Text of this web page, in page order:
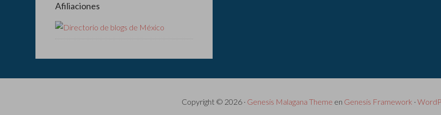
Afiliaciones
Copyright © 2026 · Genesis Malagana Theme en Genesis Framework ·